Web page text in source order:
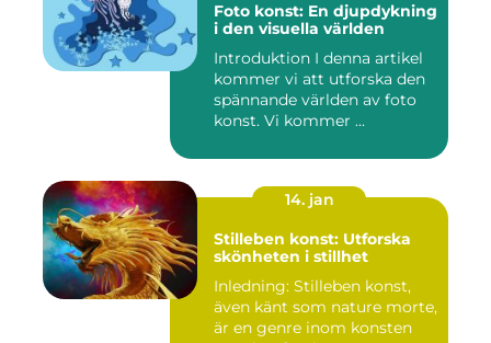
Foto konst: En djupdykning
i den visuella världen
Introduktion I denna artikel
kommer vi att utforska den
spännande världen av foto
konst. Vi kommer ...
14. jan
Stilleben konst: Utforska
skönheten i stillhet
Inledning: Stilleben konst,
även känt som nature morte,
är en genre inom konsten